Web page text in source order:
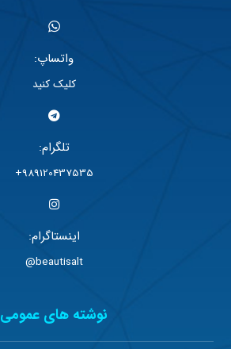
واتساپ:
کلیک کنید
تلگرام:
989120437535+
اینستاگرام:
beautisalt@
نوشته های عمومی